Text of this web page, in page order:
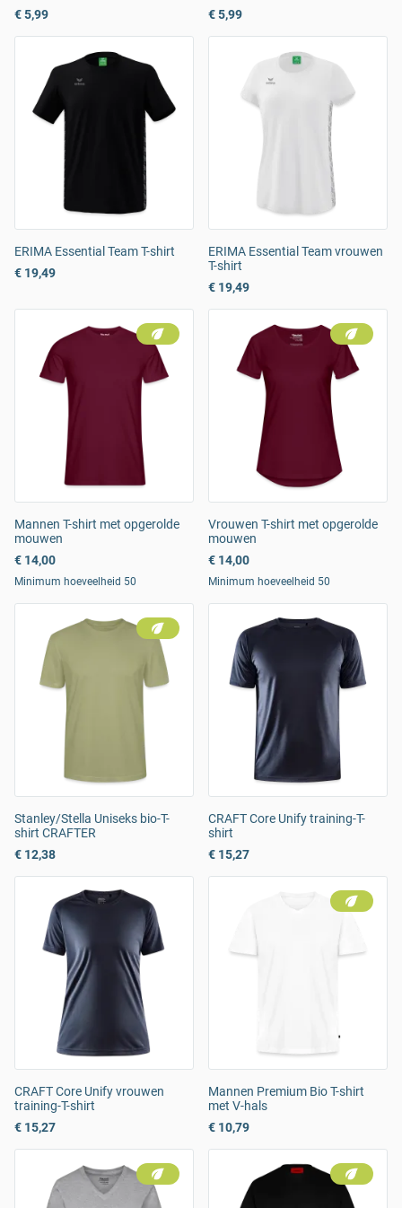
€ 5,99 € 5,99
ERIMA Essential Team T-shirt
€ 19,49
ERIMA Essential Team vrouwen
T-shirt
€ 19,49
Mannen T-shirt met opgerolde
mouwen
€ 14,00
Minimum hoeveelheid 50
Vrouwen T-shirt met opgerolde
mouwen
€ 14,00
Minimum hoeveelheid 50
Stanley/Stella Uniseks bio-T-
shirt CRAFTER
€ 12,38
CRAFT Core Unify training-T-
shirt
€ 15,27
CRAFT Core Unify vrouwen
training-T-shirt
€ 15,27
Mannen Premium Bio T-shirt
met V-hals
€ 10,79